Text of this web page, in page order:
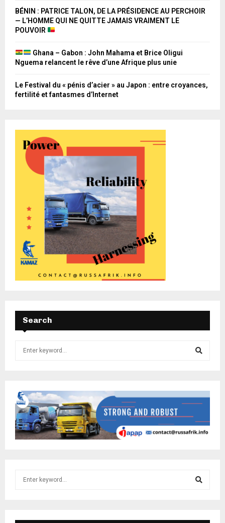
BÉNIN : PATRICE TALON, DE LA PRÉSIDENCE AU PERCHOIR
— L’HOMME QUI NE QUITTE JAMAIS VRAIMENT LE
POUVOIR
Ghana – Gabon : John Mahama et Brice Oligui
Nguema relancent le rêve d’une Afrique plus unie
Le Festival du « pénis d’acier » au Japon : entre croyances,
fertilité et fantasmes d’Internet
Search